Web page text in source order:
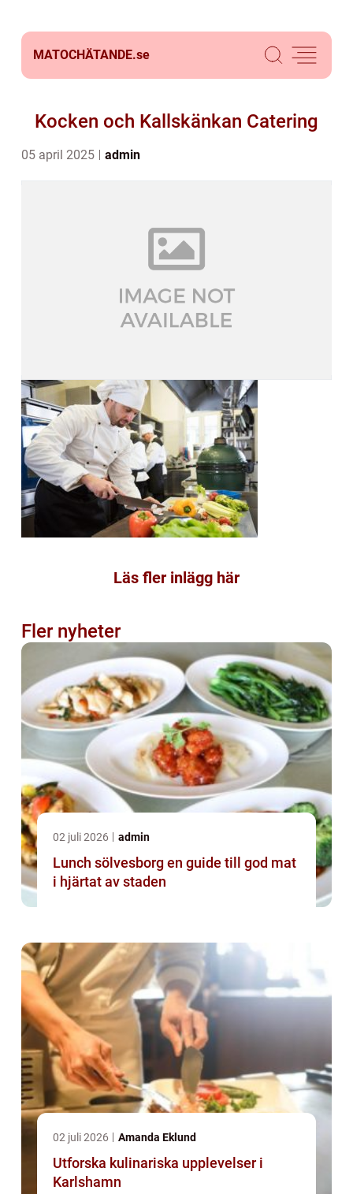
MATOCHÄTANDE.se
Kocken och Kallskänkan Catering
05 april 2025 admin
Läs fler inlägg här
Fler nyheter
02 juli 2026 admin
Lunch sölvesborg en guide till god mat
i hjärtat av staden
02 juli 2026 Amanda Eklund
Utforska kulinariska upplevelser i
Karlshamn